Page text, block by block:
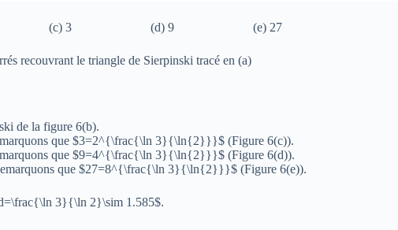
3 (d) 9 (e) 27
recouvrant le triangle de Sierpinski tracé en (a)
de la figure 6(b).
que $3=2^{\frac{\ln 3}{\ln{2}}}$ (Figure 6(c)).
que $9=4^{\frac{\ln 3}{\ln{2}}}$ (Figure 6(d)).
que $27=8^{\frac{\ln 3}{\ln{2}}}$ (Figure 6(e)).
3}{\ln 2}\sim 1.585$.